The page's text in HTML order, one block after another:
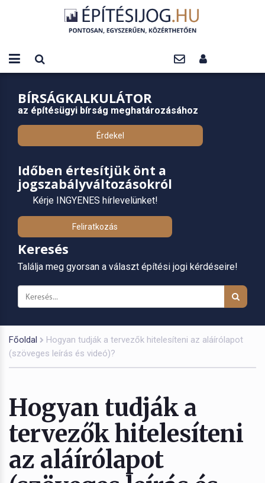
BÍRSÁGKALKULÁTOR
az építésügyi bírság meghatározásához
Érdekel
Időben értesítjük önt a
jogszabályváltozásokról
Kérje INGYENES hírlevelünket!
Feliratkozás
Keresés
Találja meg gyorsan a választ építési jogi kérdéseire!
Főoldal
Hogyan tudják a tervezők hitelesíteni az aláírólapot
(szöveges leírás és videó)?
Hogyan tudják a
tervezők hitelesíteni
az aláírólapot